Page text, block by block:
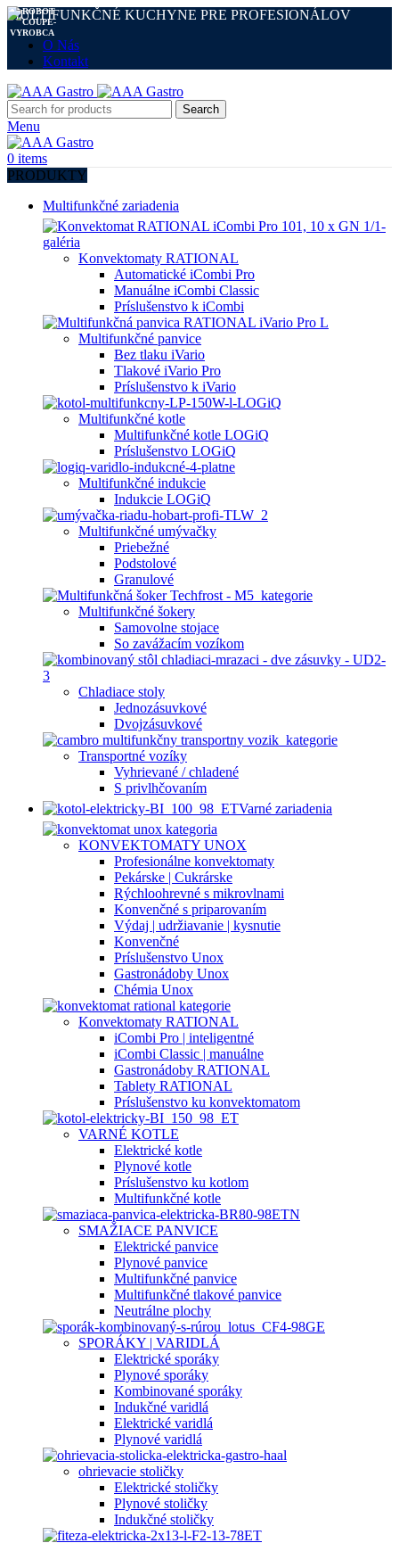
MULTIFUNKČNÉ KUCHYNE PRE PROFESIONÁLOV
O Nás
Kontakt
Search
Menu
0 items
PRODUKTY
Multifunkčné zariadenia
Konvektomaty RATIONAL
Automatické iCombi Pro
Manuálne iCombi Classic
Príslušenstvo k iCombi
Multifunkčné panvice
Bez tlaku iVario
Tlakové iVario Pro
Príslušenstvo k iVario
Multifunkčné kotle
Multifunkčné kotle LOGiQ
Príslušenstvo LOGiQ
Multifunkčné indukcie
Indukcie LOGiQ
Multifunkčné umývačky
Priebežné
Podstolové
Granulové
Multifunkčné šokery
Samovolne stojace
So zavážacím vozíkom
Chladiace stoly
Jednozásuvkové
Dvojzásuvkové
Transportné vozíky
Vyhrievané / chladené
S privlhčovaním
Varné zariadenia
KONVEKTOMATY UNOX
Profesionálne konvektomaty
Pekárske | Cukrárske
Rýchloohrevné s mikrovlnami
Konvenčné s priparovaním
Výdaj | udržiavanie | kysnutie
Konvenčné
Príslušenstvo Unox
Gastronádoby Unox
Chémia Unox
Konvektomaty RATIONAL
iCombi Pro | inteligentné
iCombi Classic | manuálne
Gastronádoby RATIONAL
Tablety RATIONAL
Príslušenstvo ku konvektomatom
VARNÉ KOTLE
Elektrické kotle
Plynové kotle
Príslušenstvo ku kotlom
Multifunkčné kotle
SMAŽIACE PANVICE
Elektrické panvice
Plynové panvice
Multifunkčné panvice
Multifunkčné tlakové panvice
Neutrálne plochy
SPORÁKY | VARIDLÁ
Elektrické sporáky
Plynové sporáky
Kombinované sporáky
Indukčné varidlá
Elektrické varidlá
Plynové varidlá
ohrievacie stoličky
Elektrické stoličky
Plynové stoličky
Indukčné stoličky